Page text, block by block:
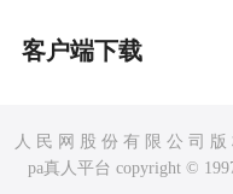
客户端下载
人 民 网 股 份 有 限 公 司
pa真人平台 copyright ©